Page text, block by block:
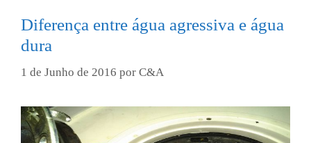
Diferença entre água agressiva e água
dura
1 de Junho de 2016 por C&A